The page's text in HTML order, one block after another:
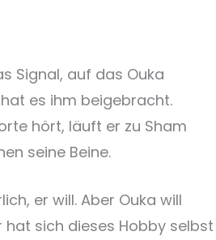
Signal, auf das Ouka
es ihm beigebracht.
hört, läuft er zu Sham
seine Beine.
er will. Aber Ouka will
hat sich dieses Hobby selbst